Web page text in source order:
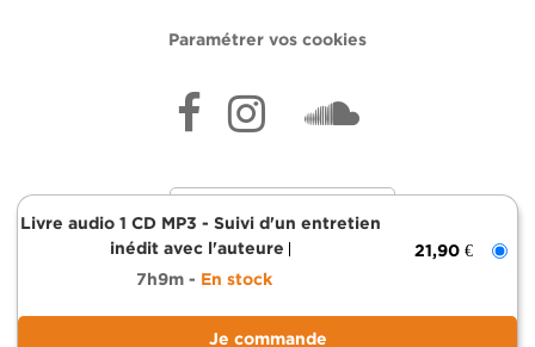
Livre audio 1 CD MP3 - Suivi d'un entretien
inédit avec l'auteure
7h9m En stock
21,90 €
Paramétrer vos cookies